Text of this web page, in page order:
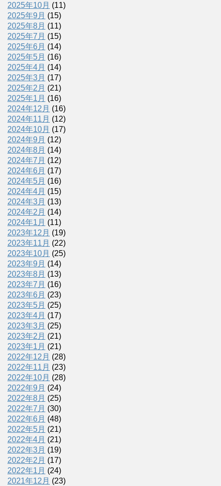
2025年10月 (11)
2025年9月 (15)
2025年8月 (11)
2025年7月 (15)
2025年6月 (14)
2025年5月 (16)
2025年4月 (14)
2025年3月 (17)
2025年2月 (21)
2025年1月 (16)
2024年12月 (16)
2024年11月 (12)
2024年10月 (17)
2024年9月 (12)
2024年8月 (14)
2024年7月 (12)
2024年6月 (17)
2024年5月 (16)
2024年4月 (15)
2024年3月 (13)
2024年2月 (14)
2024年1月 (11)
2023年12月 (19)
2023年11月 (22)
2023年10月 (25)
2023年9月 (14)
2023年8月 (13)
2023年7月 (16)
2023年6月 (23)
2023年5月 (25)
2023年4月 (17)
2023年3月 (25)
2023年2月 (21)
2023年1月 (21)
2022年12月 (28)
2022年11月 (23)
2022年10月 (28)
2022年9月 (24)
2022年8月 (25)
2022年7月 (30)
2022年6月 (48)
2022年5月 (21)
2022年4月 (21)
2022年3月 (19)
2022年2月 (17)
2022年1月 (24)
2021年12月 (23)